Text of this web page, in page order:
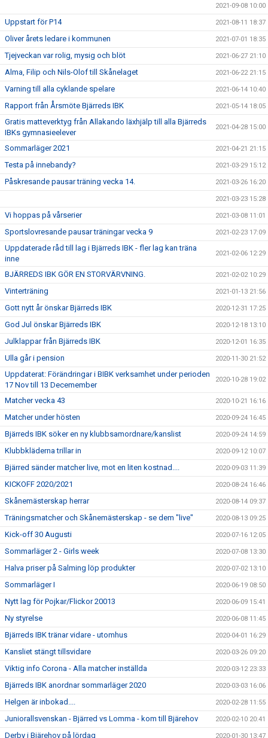
2021-09-08 10:00
Uppstart för P14 2021-08-11 18:37
Oliver årets ledare i kommunen 2021-07-01 18:35
Tjejveckan var rolig, mysig och blöt 2021-06-27 21:10
Alma, Filip och Nils-Olof till Skånelaget 2021-06-22 21:15
Varning till alla cyklande spelare 2021-06-14 10:40
Rapport från Årsmöte Bjärreds IBK 2021-05-14 18:05
Gratis matteverktyg från Allakando läxhjälp till alla Bjärreds
IBKs gymnasieelever
2021-04-28 15:00
Sommarläger 2021 2021-04-21 21:15
Testa på innebandy? 2021-03-29 15:12
Påskresande pausar träning vecka 14. 2021-03-26 16:20
2021-03-23 15:28
Vi hoppas på vårserier 2021-03-08 11:01
Sportslovresande pausar träningar vecka 9 2021-02-23 17:09
Uppdaterade råd till lag i Bjärreds IBK - fler lag kan träna
inne
2021-02-06 12:29
BJÄRREDS IBK GÖR EN STORVÄRVNING. 2021-02-02 10:29
Vinterträning 2021-01-13 21:56
Gott nytt år önskar Bjärreds IBK 2020-12-31 17:25
God Jul önskar Bjärreds IBK 2020-12-18 13:10
Julklappar från Bjärreds IBK 2020-12-01 16:35
Ulla går i pension 2020-11-30 21:52
Uppdaterat: Förändringar i BIBK verksamhet under perioden
17 Nov till 13 Decemember
2020-10-28 19:02
Matcher vecka 43 2020-10-21 16:16
Matcher under hösten 2020-09-24 16:45
Bjärreds IBK söker en ny klubbsamordnare/kanslist 2020-09-24 14:59
Klubbkläderna trillar in 2020-09-12 10:07
Bjärred sänder matcher live, mot en liten kostnad.... 2020-09-03 11:39
KICKOFF 2020/2021 2020-08-24 16:46
Skånemästerskap herrar 2020-08-14 09:37
Träningsmatcher och Skånemästerskap - se dem "live" 2020-08-13 09:25
Kick-off 30 Augusti 2020-07-16 12:05
Sommarläger 2 - Girls week 2020-07-08 13:30
Halva priser på Salming löp produkter 2020-07-02 13:10
Sommarläger I 2020-06-19 08:50
Nytt lag för Pojkar/Flickor 20013 2020-06-09 15:41
Ny styrelse 2020-06-08 11:45
Bjärreds IBK tränar vidare - utomhus 2020-04-01 16:29
Kansliet stängt tillsvidare 2020-03-26 09:20
Viktig info Corona - Alla matcher inställda 2020-03-12 23:33
Bjärreds IBK anordnar sommarläger 2020 2020-03-03 16:06
Helgen är inbokad.... 2020-02-28 11:55
Juniorallsvenskan - Bjärred vs Lomma - kom till Bjärehov 2020-02-10 20:41
Derby i Bjärehov på lördag 2020-01-30 13:47